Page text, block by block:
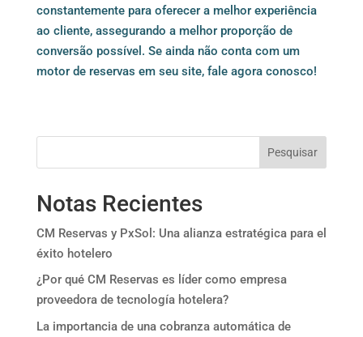
constantemente para oferecer a melhor experiência
ao cliente, assegurando a melhor proporção de
conversão possível. Se ainda não conta com um
motor de reservas em seu site, fale agora conosco!
Pesquisar
Notas Recientes
CM Reservas y PxSol: Una alianza estratégica para el
éxito hotelero
¿Por qué CM Reservas es líder como empresa
proveedora de tecnología hotelera?
La importancia de una cobranza automática de